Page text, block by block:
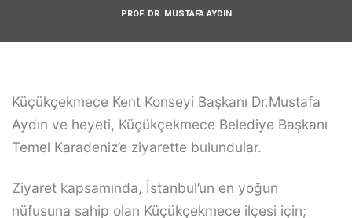
PROF. DR. MUSTAFA AYDIN
Küçükçekmece Kent Konseyi Başkanı Dr.Mustafa
Aydın ve heyeti, Küçükçekmece Belediye Başkanı
Temel Karadeniz’e ziyarette bulundular.
Ziyaret kapsamında, İstanbul’un en yoğun
nüfusuna sahip olan Küçükçekmece ilçesi için;